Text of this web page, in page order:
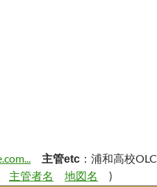
主管etc ：浦和高校OLC
主管者名 地図名
)